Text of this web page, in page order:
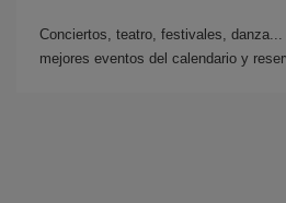
Conciertos, teatro, festivales, danza...
mejores eventos del calendario y